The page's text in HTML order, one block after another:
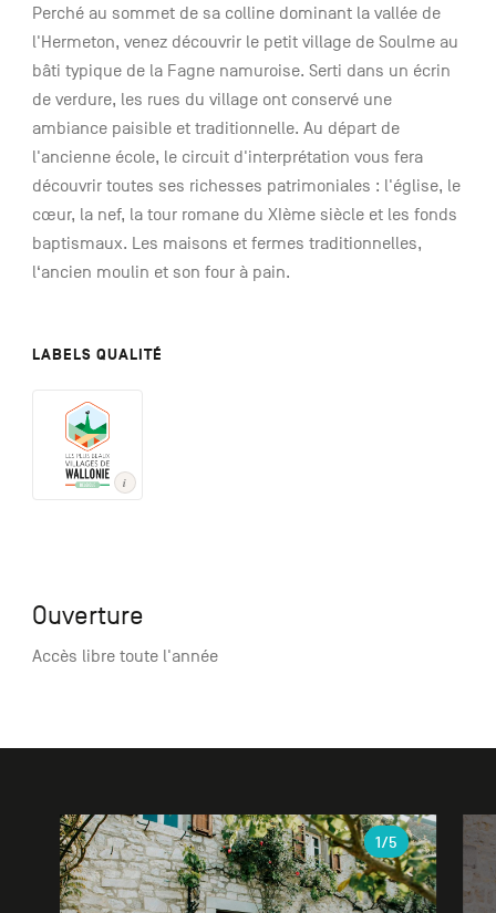
Perché au sommet de sa colline dominant la vallée de
l'Hermeton, venez découvrir le petit village de Soulme au
bâti typique de la Fagne namuroise. Serti dans un écrin
de verdure, les rues du village ont conservé une
ambiance paisible et traditionnelle. Au départ de
l'ancienne école, le circuit d'interprétation vous fera
découvrir toutes ses richesses patrimoniales : l'église, le
cœur, la nef, la tour romane du XIème siècle et les fonds
baptismaux. Les maisons et fermes traditionnelles,
l‘ancien moulin et son four à pain.
LABELS QUALITÉ
Ouverture
Accès libre toute l'année
Galerie
1/5